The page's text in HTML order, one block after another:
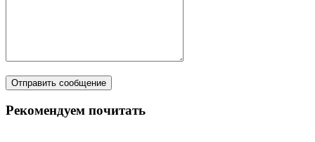
Рекомендуем почитать